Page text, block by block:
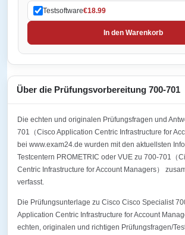
Testsoftware€18.99
In den Warenkorb
Über die Prüfungsvorbereitung 700-701
Die echten und originalen Prüfungsfragen und
701（Cisco Application Centric Infrastructure for
bei www.exam24.de wurden mit den aktuellsten
Testcentern PROMETRIC oder VUE zu 700-701（
Centric Infrastructure for Account Managers）
verfasst.
Die Prüfungsunterlage zu Cisco Cisco Specialist
Application Centric Infrastructure for Account
echten, originalen und richtigen Prüfungsfragen/